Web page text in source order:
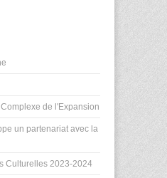
de l'Expansion
un partenariat avec la
Culturelles 2023-2024